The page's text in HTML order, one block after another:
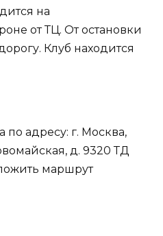
на
от ТЦ. От остановки
Клуб находится
адресу: г. Москва,
д. 9320 ТД
маршрут